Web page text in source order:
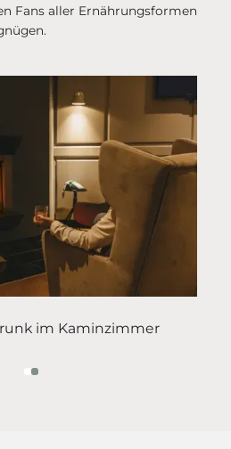
Fans aller Ernährungsformen
im Kaminzimmer